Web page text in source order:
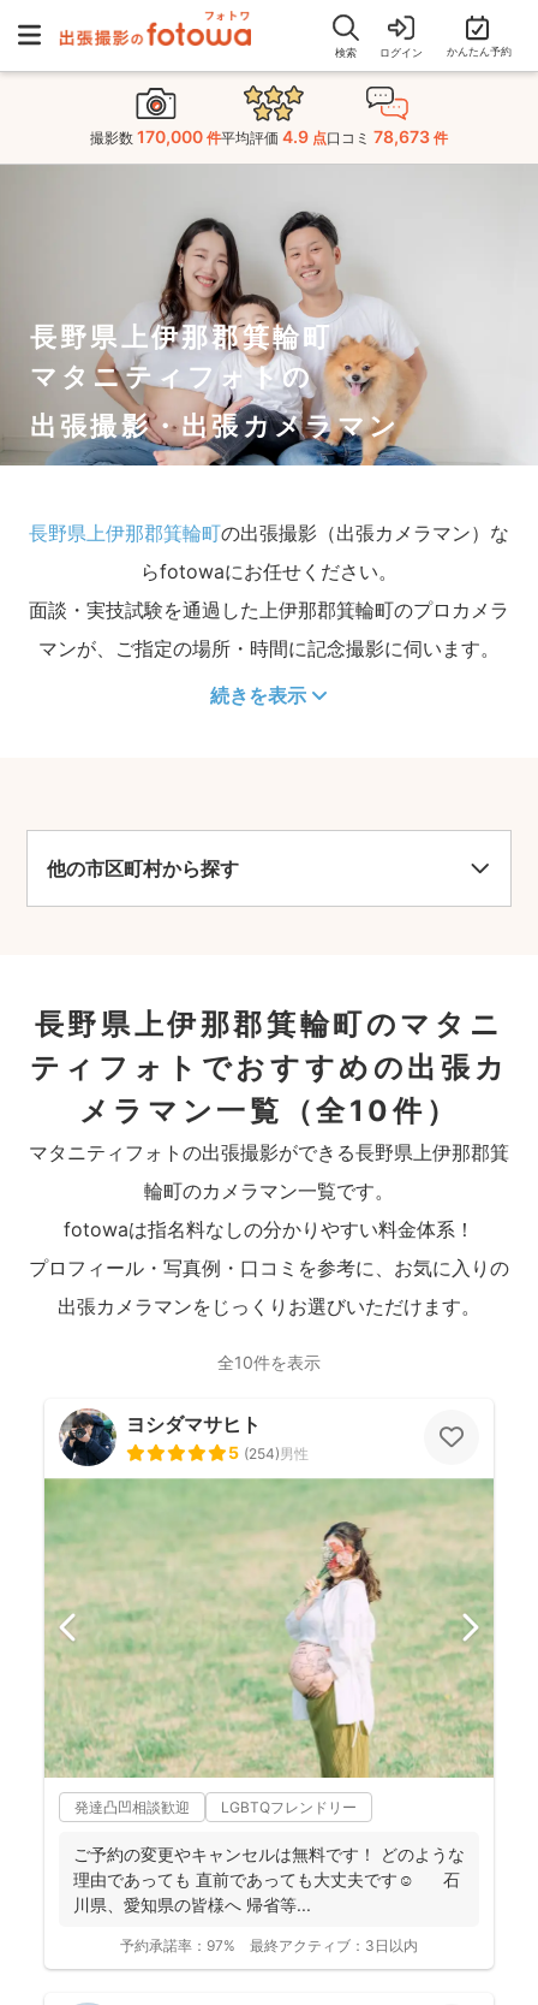
検索 ログイン かんたん予約
撮影数 170,000 件平均評価 4.9 点口コミ 78,673 件
長野県上伊那郡箕輪町
マタニティフォトの
出張撮影・出張カメラマン
長野県上伊那郡箕輪町の出張撮影（出張カメラマン）な
らfotowaにお任せください。
面談・実技試験を通過した上伊那郡箕輪町のプロカメラ
マンが、ご指定の場所・時間に記念撮影に伺います。
続きを表示
他の市区町村から探す
長野県上伊那郡箕輪町のマタニ
ティフォトでおすすめの出張カ
メラマン一覧
（全10件）
マタニティフォトの出張撮影ができる長野県上伊那郡箕
輪町のカメラマン一覧です。
fotowaは指名料なしの分かりやすい料金体系！
プロフィール・写真例・口コミを参考に、お気に入りの
出張カメラマンをじっくりお選びいただけます。
全10件を表示
ヨシダマサヒト
5 (254)男性
発達凸凹相談歓迎 LGBTQフレンドリー
ご予約の変更やキャンセルは無料です！ どのような
理由であっても 直前であっても大丈夫です☺️ 石
川県、愛知県の皆様へ 帰省等...
予約承諾率： 97% 最終アクティブ： 3日以内